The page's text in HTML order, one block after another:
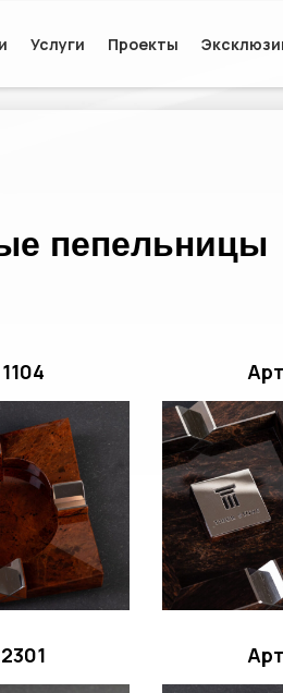
Услуги Проекты
пепельницы